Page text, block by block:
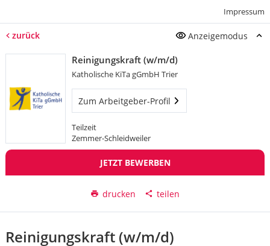
Impressum
zurück Anzeigemodus
Reinigungskraft (w/m/d)
Katholische KiTa gGmbH Trier
Zum Arbeitgeber-Profil
Teilzeit
Zemmer-Schleidweiler
JETZT BEWERBEN
drucken teilen
Reinigungskraft (w/m/d)